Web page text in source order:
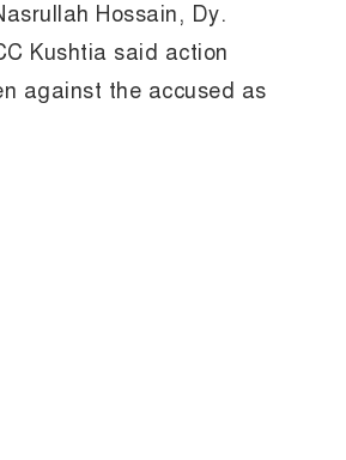
Hossain, Dy.
Kushtia said action
against the accused as